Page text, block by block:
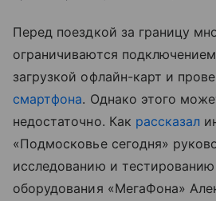
Перед поездкой за границу
ограничиваются
загрузкой офлайн-карт и
смартфона. Однако этого
недостаточно. Как рассказал
«Подмосковье сегодня»
исследованию и тестированию
оборудования «МегаФона»